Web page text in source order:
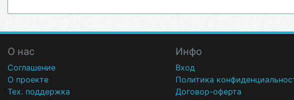
О нас
Соглашение
О проекте
Тех. поддержка
Инфо
Вход
Политика
Договор-оферта